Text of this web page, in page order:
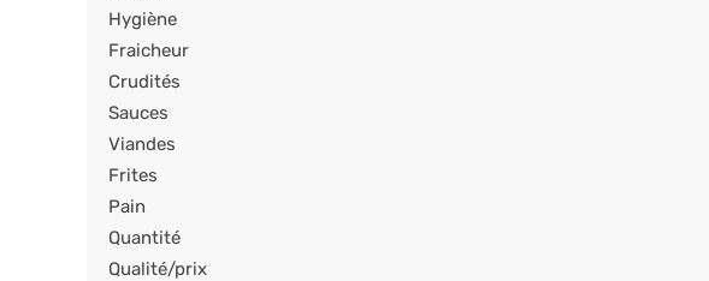
Hygiène
Fraicheur
Crudités
Sauces
Viandes
Frites
Pain
Quantité
Qualité/prix